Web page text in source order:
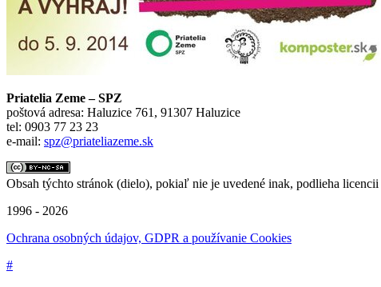
Priatelia Zeme – SPZ
poštová adresa: Haluzice 761, 91307 Haluzice
tel: 0903 77 23 23
e-mail: spz@priateliazeme.sk
Obsah týchto stránok (dielo), pokiaľ nie je uvedené inak, podlieha licencii
1996 - 2026
Ochrana osobných údajov, GDPR a používanie Cookies
#